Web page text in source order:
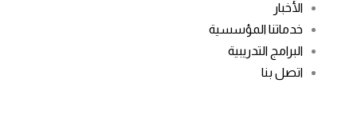
الأخبار
خدماتنا المؤسسية
البرامج التدريبية
اتصل بنا